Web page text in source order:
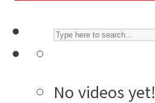
No videos yet!